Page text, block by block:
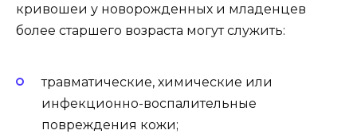
кривошеи у новорожденных и младенцев
более старшего возраста могут служить:
травматические, химические или
инфекционно-воспалительные
повреждения кожи;